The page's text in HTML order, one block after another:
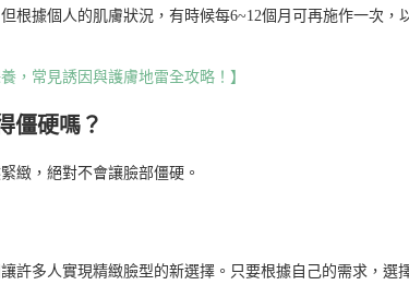
根據個人的肌膚狀況，有時候每6~12個月可再施作一次，
，常見誘因與護膚地雷全攻略！】
僵硬嗎？
緻，絕對不會讓臉部僵硬。
許多人實現精緻臉型的新選擇。只要根據自己的需求，選